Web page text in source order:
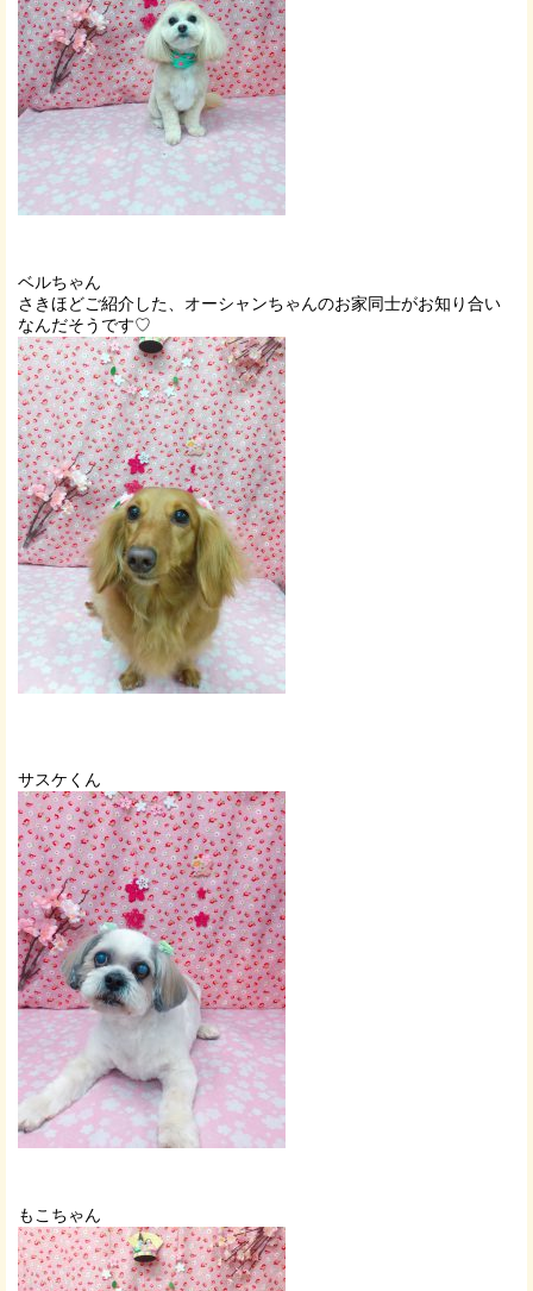
ベルちゃん
さきほどご紹介した、オーシャンちゃんのお家同士がお知り合い
なんだそうです♡
サスケくん
もこちゃん